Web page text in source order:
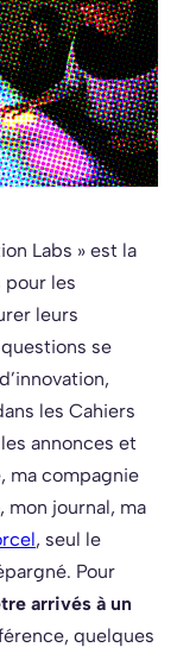
Labs » est la
pour les
leurs
se
les Cahiers
annonces et
ma compagnie
mon journal, ma
, seul le
Pour
arrivés à un
quelques